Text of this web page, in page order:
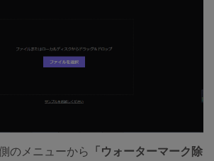
のメニューから 「ウォーターマーク除